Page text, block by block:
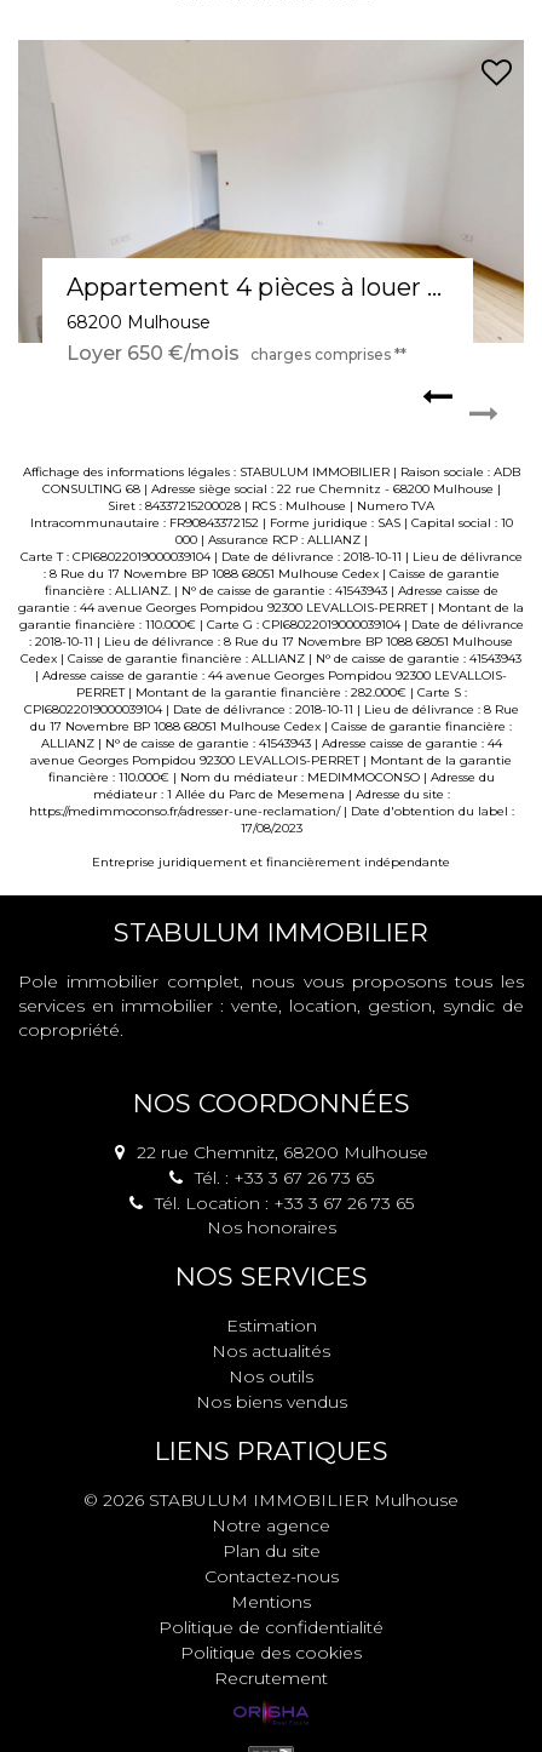
Appartement 3 pièces à louer à Mulhouse - Confort et tranquillité au 1er étage
68100 MULHOUSE
Loyer 590 €/mois charges comprises **
Affichage des informations légales : STABULUM IMMOBILIER | Raison sociale : ADB
CONSULTING 68 | Adresse siège social : 22 rue Chemnitz - 68200 Mulhouse |
Siret : 84337215200028 | RCS : Mulhouse | Numero TVA
Intracommunautaire : FR90843372152 | Forme juridique : SAS | Capital social : 10
000 | Assurance RCP : ALLIANZ |
Carte T : CPI68022019000039104 | Date de délivrance : 2018-10-11 | Lieu de délivrance
: 8 Rue du 17 Novembre BP 1088 68051 Mulhouse Cedex | Caisse de garantie
financière : ALLIANZ. | N° de caisse de garantie : 41543943 | Adresse caisse de
garantie : 44 avenue Georges Pompidou 92300 LEVALLOIS-PERRET | Montant de la
garantie financière : 110.000€ | Carte G : CPI68022019000039104 | Date de délivrance
: 2018-10-11 | Lieu de délivrance : 8 Rue du 17 Novembre BP 1088 68051 Mulhouse
Cedex | Caisse de garantie financière : ALLIANZ | N° de caisse de garantie : 41543943
| Adresse caisse de garantie : 44 avenue Georges Pompidou 92300 LEVALLOIS-
PERRET | Montant de la garantie financière : 282.000€ | Carte S :
CPI68022019000039104 | Date de délivrance : 2018-10-11 | Lieu de délivrance : 8 Rue
du 17 Novembre BP 1088 68051 Mulhouse Cedex | Caisse de garantie financière :
ALLIANZ | N° de caisse de garantie : 41543943 | Adresse caisse de garantie : 44
avenue Georges Pompidou 92300 LEVALLOIS-PERRET | Montant de la garantie
financière : 110.000€ | Nom du médiateur : MEDIMMOCONSO | Adresse du
médiateur : 1 Allée du Parc de Mesemena | Adresse du site :
https://medimmoconso.fr/adresser-une-reclamation/| Date d'obtention du label :
17/08/2023
Entreprise juridiquement et financièrement indépendante
STABULUM IMMOBILIER
Pole immobilier complet, nous vous proposons tous les
services en immobilier : vente, location, gestion, syndic de
copropriété.
NOS COORDONNÉES
22 rue Chemnitz, 68200 Mulhouse
Tél. : +33 3 67 26 73 65
Tél. Location : +33 3 67 26 73 65
Nos honoraires
NOS SERVICES
Estimation
Nos actualités
Nos outils
Nos biens vendus
LIENS PRATIQUES
© 2026 STABULUM IMMOBILIER Mulhouse
Notre agence
Plan du site
Contactez-nous
Mentions
Politique de confidentialité
Politique des cookies
Recrutement